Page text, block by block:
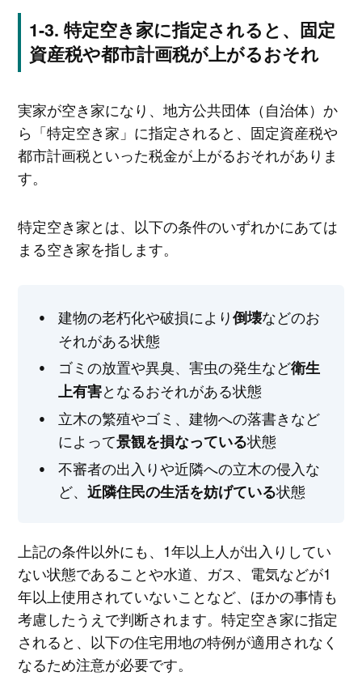
特定空き家に指定されると、固定
資産税や都市計画税が上がるおそれ
実家が空き家になり、地方公共団体（自治体）か
ら「特定空き家」に指定されると、固定資産税や
都市計画税といった税金が上がるおそれがありま
す。
特定空き家とは、以下の条件のいずれかにあては
まる空き家を指します。
建物の老朽化や破損により倒壊などのお
それがある状態
ゴミの放置や異臭、害虫の発生など衛生
上有害となるおそれがある状態
立木の繁殖やゴミ、建物への落書きなど
によって景観を損なっている状態
不審者の出入りや近隣への立木の侵入な
ど、 近隣住民の生活を妨げている状態
上記の条件以外にも、1年以上人が出入りしてい
ない状態であることや水道、ガス、電気などが1
年以上使用されていないことなど、ほかの事情も
考慮したうえで判断されます。特定空き家に指定
されると、以下の住宅用地の特例が適用されなく
なるため注意が必要です。